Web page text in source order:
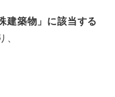
建築物」に該当する
、